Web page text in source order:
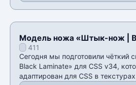
Модель ножа «Штык-нож |
для CSS v34
411
Сегодня мы подготовили чёткий
Black Laminate» для CSS v34,
адаптирован для CSS в текстурах